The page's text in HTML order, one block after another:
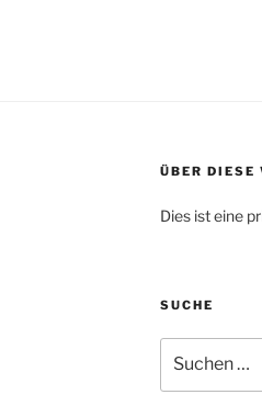
ÜBER DIESE
Dies ist eine
SUCHE
nach: